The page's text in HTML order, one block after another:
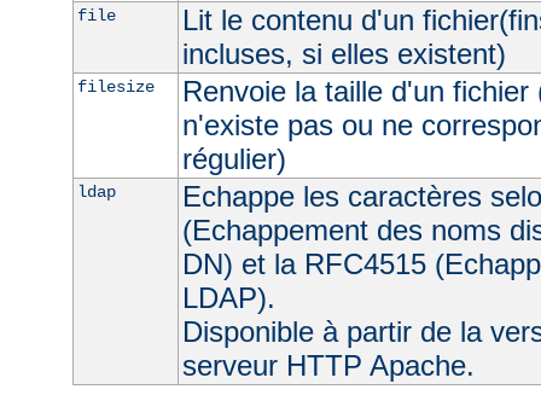
file
Lit le contenu d'un
incluses, si elles existent)
filesize
Renvoie la taille d'un
n'existe pas ou ne
régulier)
ldap
Echappe les caractères
(Echappement des noms
DN) et la RFC4515
LDAP).
Disponible à partir de la
serveur HTTP Apache.